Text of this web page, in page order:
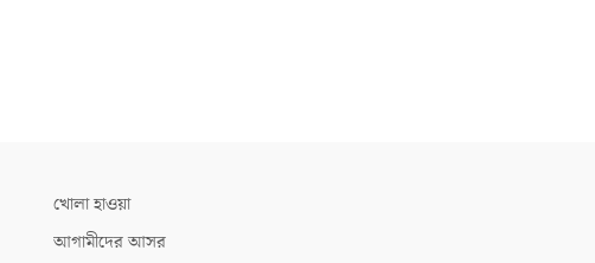
খোলা হাওয়া
আগামীদের আসর